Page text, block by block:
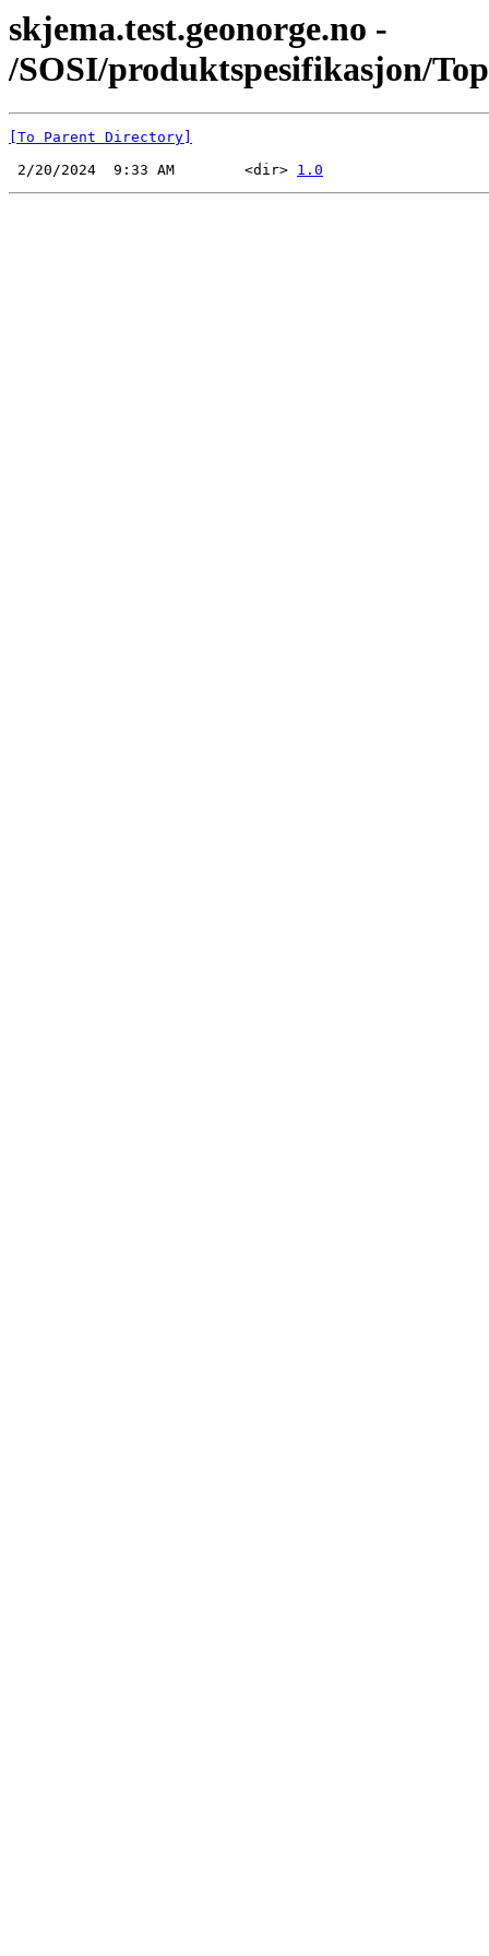
skjema.test.geonorge.no -
/SOSI/produktspesifikasjon/
[To Parent Directory]
2/20/2024  9:33 AM        <dir> 1.0